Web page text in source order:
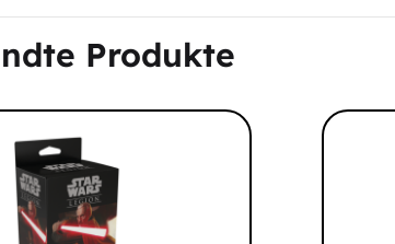
Produkte